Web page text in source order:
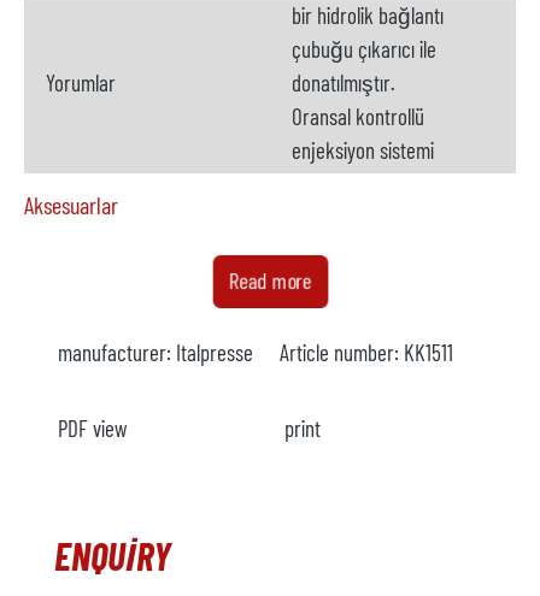
Yorumlar
bir hidrolik bağlantı
çubuğu çıkarıcı ile
donatılmıştır.
Oransal kontrollü
enjeksiyon sistemi
Aksesuarlar
mevcut değil
Model
Yıl
Metal yükleyici
Read more
manufacturer: Italpresse Article number: KK1511
PDF view print
ENQUIRY